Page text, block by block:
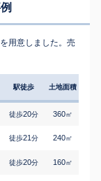
用意しました。売
駅徒歩 土地面積
徒歩20分 360㎡
徒歩21分 240㎡
徒歩20分 160㎡